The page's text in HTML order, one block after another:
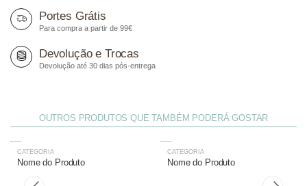
Portes Grátis
Para compra a partir de 99€
Devolução e Trocas
Devolução até 30 dias pós-entrega
OUTROS PRODUTOS QUE TAMBÉM PODERÁ GOSTAR
-27%
CATEGORIA
Nome do Produto
-27%
CATEGORIA
Nome do Produto